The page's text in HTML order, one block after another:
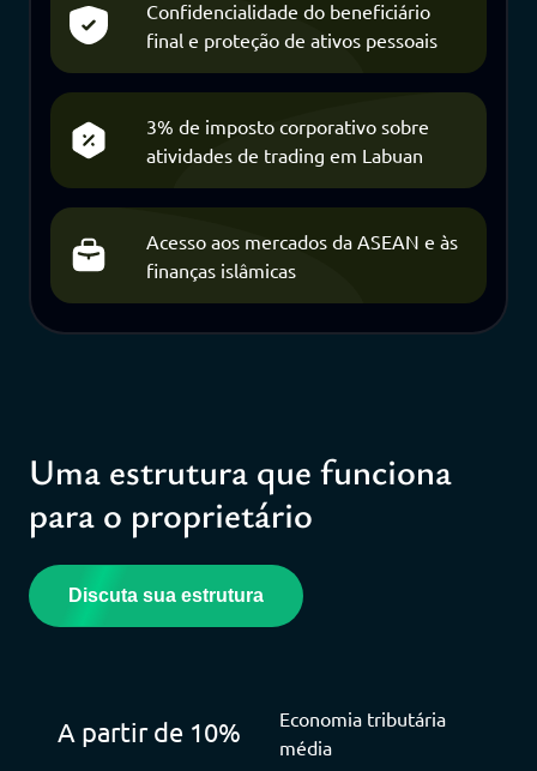
Confidencialidade do beneficiário
final e proteção de ativos pessoais
3% de imposto corporativo sobre
atividades de trading em Labuan
Acesso aos mercados da ASEAN e às
finanças islâmicas
Uma estrutura que funciona
para o proprietário
Discuta sua estrutura
A partir de 10%
Economia tributária
média